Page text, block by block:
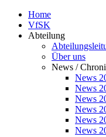
Home
VfSK
Abteilung
Über uns
News /
News
News
News
News
News
News